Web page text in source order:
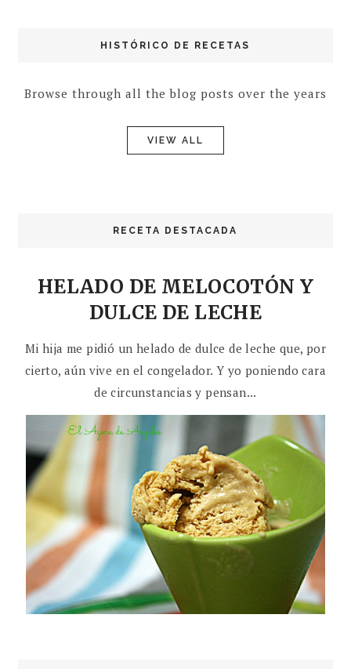
HISTÓRICO DE RECETAS
Browse through all the blog posts over the years
VIEW ALL
RECETA DESTACADA
HELADO DE MELOCOTÓN Y
DULCE DE LECHE
Mi hija me pidió un helado de dulce de leche que, por
cierto, aún vive en el congelador. Y yo poniendo cara
de circunstancias y pensan...